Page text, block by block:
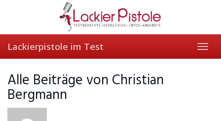
content
Lackierpistole im Test
Alle Beiträge von Christian
Bergmann